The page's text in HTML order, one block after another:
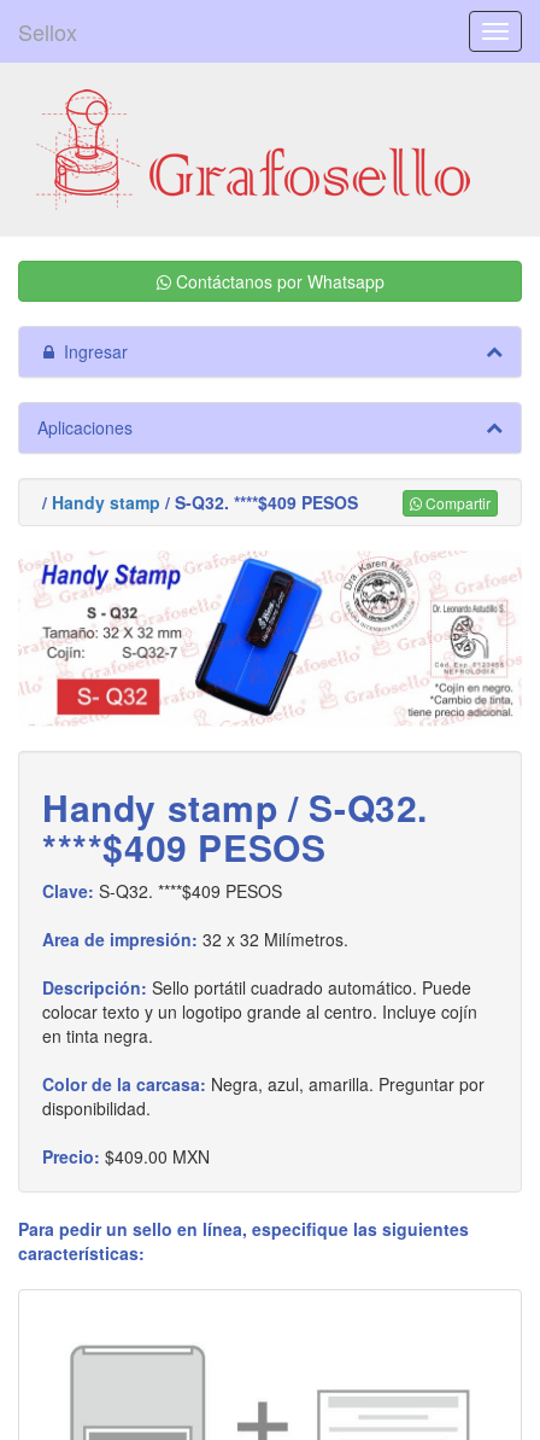
Menú
Sellox
Contáctanos por Whatsapp
Ingresar
Aplicaciones
/ Handy stamp / S-Q32. ****$409 PESOS Compartir
Handy stamp / S-Q32.
****$409 PESOS
Clave: S-Q32. ****$409 PESOS
Area de impresión: 32 x 32 Milímetros.
Descripción: Sello portátil cuadrado automático. Puede
colocar texto y un logotipo grande al centro. Incluye cojín
en tinta negra.
Color de la carcasa: Negra, azul, amarilla. Preguntar por
disponibilidad.
Precio: $409.00 MXN
Para pedir un sello en línea, especifique las siguientes
características: